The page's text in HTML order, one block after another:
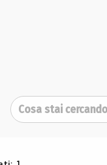
Cerca